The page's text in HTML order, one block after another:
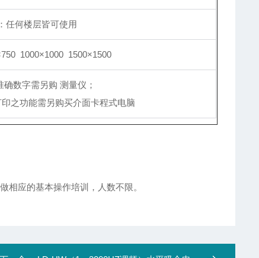
任何楼层皆可使用
1000×1000 1500×1500
数字需另购 测量仪；
之功能需另购买介面卡程式电脑
相应的基本操作培训，人数不限。